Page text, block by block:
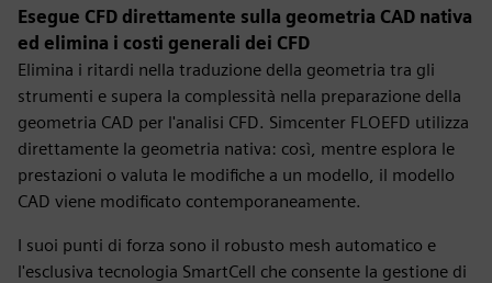
Esegue CFD direttamente sulla geometria CAD nativa
ed elimina i costi generali dei CFD
Elimina i ritardi nella traduzione della geometria tra gli
strumenti e supera la complessità nella preparazione della
geometria CAD per l'analisi CFD. Simcenter FLOEFD utilizza
direttamente la geometria nativa: così, mentre esplora le
prestazioni o valuta le modifiche a un modello, il modello
CAD viene modificato contemporaneamente.
I suoi punti di forza sono il robusto mesh automatico e
l'esclusiva tecnologia SmartCell che consente la gestione di